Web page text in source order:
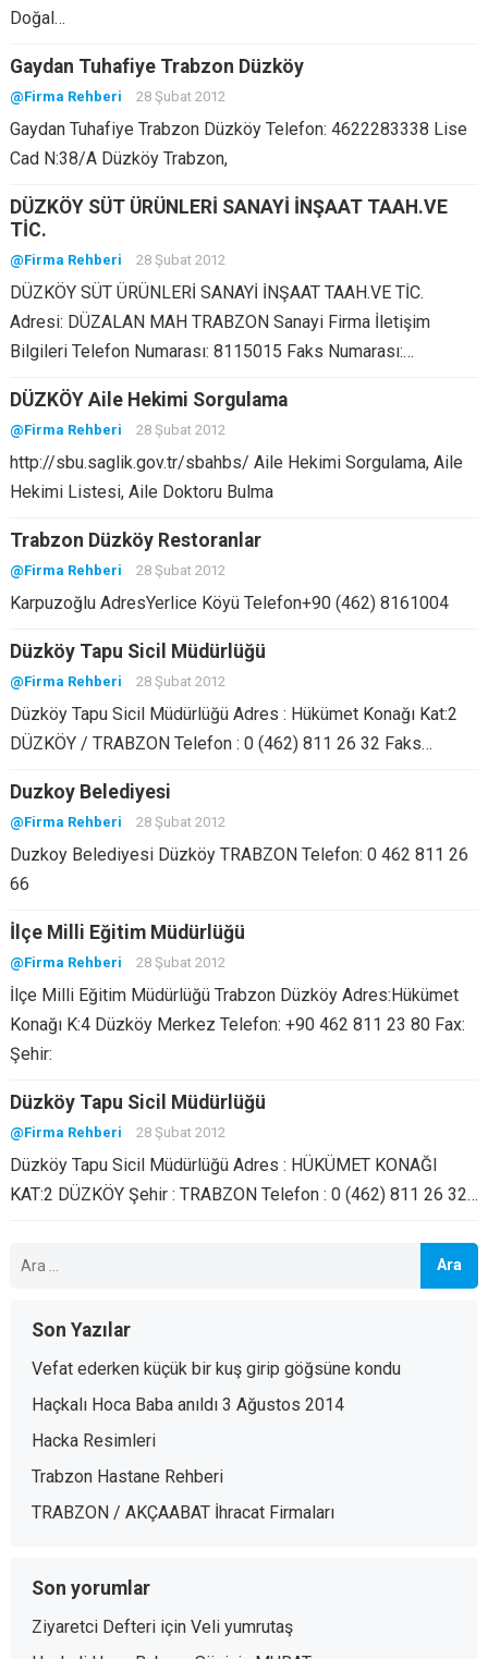
Doğal…
Gaydan Tuhafiye Trabzon Düzköy
@Firma Rehberi 28 Şubat 2012
Gaydan Tuhafiye Trabzon Düzköy Telefon: 4622283338 Lise
Cad N:38/A Düzköy Trabzon,
DÜZKÖY SÜT ÜRÜNLERİ SANAYİ İNŞAAT TAAH.VE
TİC.
@Firma Rehberi 28 Şubat 2012
DÜZKÖY SÜT ÜRÜNLERİ SANAYİ İNŞAAT TAAH.VE TİC.
Adresi: DÜZALAN MAH TRABZON Sanayi Firma İletişim
Bilgileri Telefon Numarası: 8115015 Faks Numarası:…
DÜZKÖY Aile Hekimi Sorgulama
@Firma Rehberi 28 Şubat 2012
http://sbu.saglik.gov.tr/sbahbs/ Aile Hekimi Sorgulama, Aile
Hekimi Listesi, Aile Doktoru Bulma
Trabzon Düzköy Restoranlar
@Firma Rehberi 28 Şubat 2012
Karpuzoğlu AdresYerlice Köyü Telefon+90 (462) 8161004
Düzköy Tapu Sicil Müdürlüğü
@Firma Rehberi 28 Şubat 2012
Düzköy Tapu Sicil Müdürlüğü Adres : Hükümet Konağı Kat:2
DÜZKÖY / TRABZON Telefon : 0 (462) 811 26 32 Faks…
Duzkoy Belediyesi
@Firma Rehberi 28 Şubat 2012
Duzkoy Belediyesi Düzköy TRABZON Telefon: 0 462 811 26
66
İlçe Milli Eğitim Müdürlüğü
@Firma Rehberi 28 Şubat 2012
İlçe Milli Eğitim Müdürlüğü Trabzon Düzköy Adres:Hükümet
Konağı K:4 Düzköy Merkez Telefon: +90 462 811 23 80 Fax:
Şehir:
Düzköy Tapu Sicil Müdürlüğü
@Firma Rehberi 28 Şubat 2012
Düzköy Tapu Sicil Müdürlüğü Adres : HÜKÜMET KONAĞI
KAT:2 DÜZKÖY Şehir : TRABZON Telefon : 0 (462) 811 26 32…
Son Yazılar
Vefat ederken küçük bir kuş girip göğsüne kondu
Haçkalı Hoca Baba anıldı 3 Ağustos 2014
Hacka Resimleri
Trabzon Hastane Rehberi
TRABZON / AKÇAABAT İhracat Firmaları
Son yorumlar
Ziyaretci Defteriiçin Veli yumrutaş